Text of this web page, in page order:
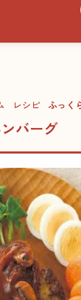
レシピ ふっく
バーグ